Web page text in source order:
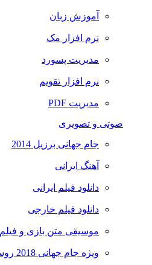
آموزش زبان
نرم افزار مک
مدیریت پسورد
نرم افزار تقویم
مدیریت PDF
صوتی و تصویری
جام جهانی برزیل 2014
آهنگ ایرانی
دانلود فیلم ایرانی
دانلود فیلم خارجی
موسیقی متن بازی و فیلم
ویژه جام جهانی 2018 روسیه